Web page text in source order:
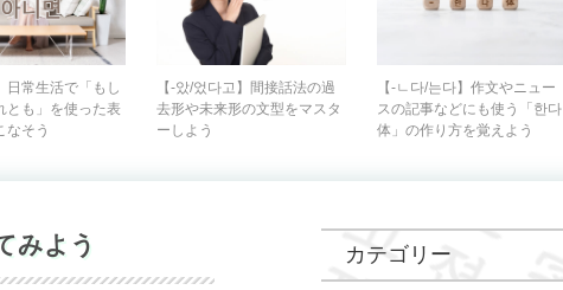
日常生活で「もし
とも」を使った表
なそう
【-았/었다고】間接話法の過
去形や未来形の文型をマスタ
ーしよう
【-ㄴ다/는다】作文やニュー
スの記事などにも使う「한다
体」の作り方を覚えよう
みよう カテゴリー